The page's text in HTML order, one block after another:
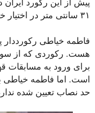
۳۱ سانتی متر در اختیار خود فاطمه خیاطی بود.
فاطمه خیاطی رکورددار
هست. رکوردی که از
است. اما فاطمه خیاطی
حد نصاب تعیین شده